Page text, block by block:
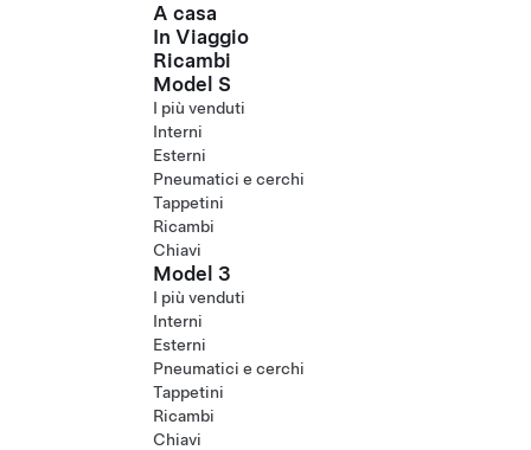
Passa al contenuto principale
A casa
In Viaggio
Ricambi
Model S
I più venduti
Interni
Esterni
Pneumatici e cerchi
Tappetini
Ricambi
Chiavi
Model 3
I più venduti
Interni
Esterni
Pneumatici e cerchi
Tappetini
Ricambi
Chiavi